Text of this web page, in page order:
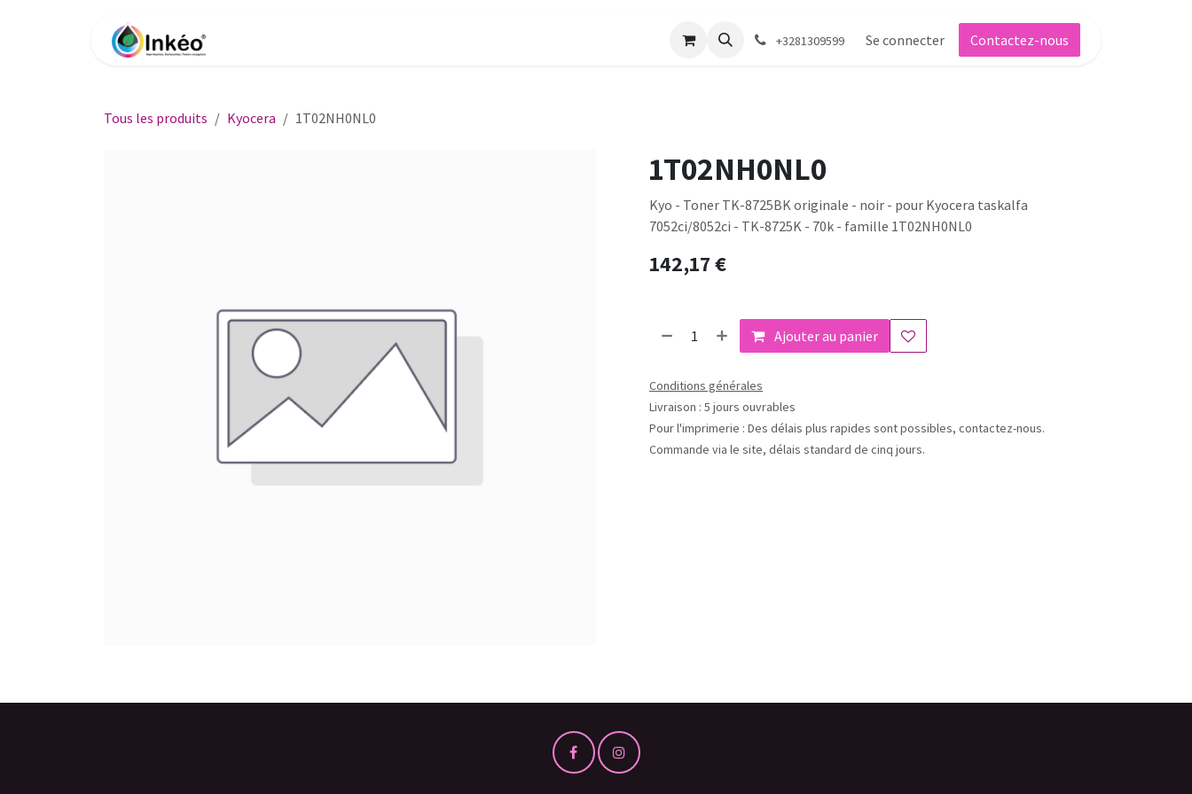
+3281309599 Se connecter Contactez-nous
Tous les produits Kyocera 1T02NH0NL0
1T02NH0NL0
Kyo - Toner TK-8725BK originale - noir - pour Kyocera taskalfa
7052ci/8052ci - TK-8725K - 70k - famille 1T02NH0NL0
142,17€
Ajouter au panier
Conditions générales
Livraison : 5 jours ouvrables
Pour l'imprimerie : Des délais plus rapides sont possibles, contactez-nous.
Commande via le site, délais standard de cinq jours.